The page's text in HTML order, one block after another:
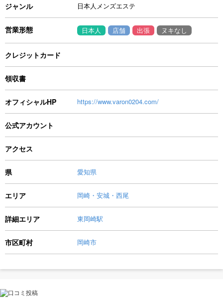
ジャンル 日本人メンズエステ
営業形態 日本人 店舗 出張 ヌキなし
クレジットカード
領収書
オフィシャルHP https://www.varon0204.com/
公式アカウント
アクセス
県 愛知県
エリア 岡崎・安城・西尾
詳細エリア 東岡崎駅
市区町村 岡崎市